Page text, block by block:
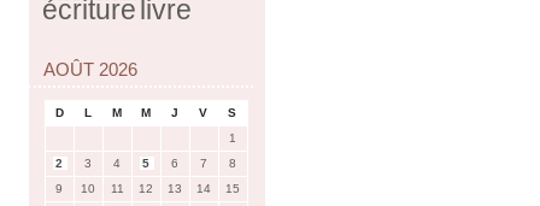
écriturelivre
AOÛT 2026
D L M M J V
S
1
2
3 4 5 6 7
8
9
10 11 12 13 14
15